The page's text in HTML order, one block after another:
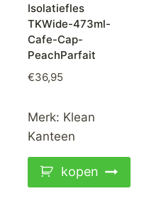
Isolatiefles
TKWide-473ml-
Cafe-Cap-
PeachParfait
€36,95
Merk: Klean
Kanteen
kopen